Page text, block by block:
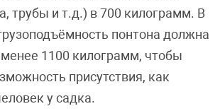
трубы и т.д.) в 700 килограмм. В
понтона должна
менее 1100 килограмм, чтобы
присутствия, как
у садка.